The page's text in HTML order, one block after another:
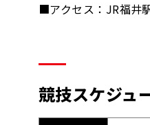
■アクセス：JR福井
競技スケジュ